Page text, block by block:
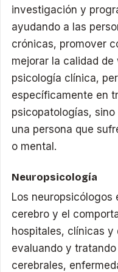
investigación y
ayudando a las
crónicas, promover
mejorar la calidad de
psicología clínica,
específicamente en
psicopatologías,
una persona que
o mental.
Neuropsicología
Los neuropsicólogos
cerebro y el
hospitales, clínicas
evaluando y
cerebrales,